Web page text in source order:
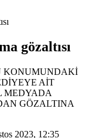
gözaltısı
KONUMUNDAKİ
AİT
MEDYADA
GÖZALTINA
2023, 12:35